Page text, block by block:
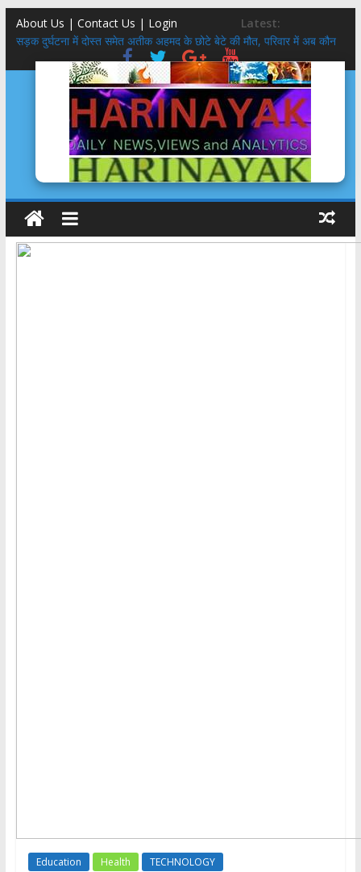
About Us | Contact Us | Login
Latest:
सड़क दुर्घटना में दोस्त समेत अतीक अहमद के छोटे बेटे की मौत, परिवार में अब कौन
उत्तराखंड कांग्रेस गठन:
गुप्ता का अंतिम संस्कार करने वाले आश्रम ने बेटियों के 5100₹ भी लौटाये
डॉलर के सामने रुपया क्यों गिर रहा है ? कारण और इतिहास
उत्तराखंड SIR: 24 लाख में से 19 लाख नोटिस BLO से वोटर तक
Education Health TECHNOLOGY